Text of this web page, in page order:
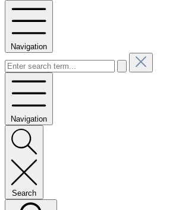
Navigation
Navigation
Search